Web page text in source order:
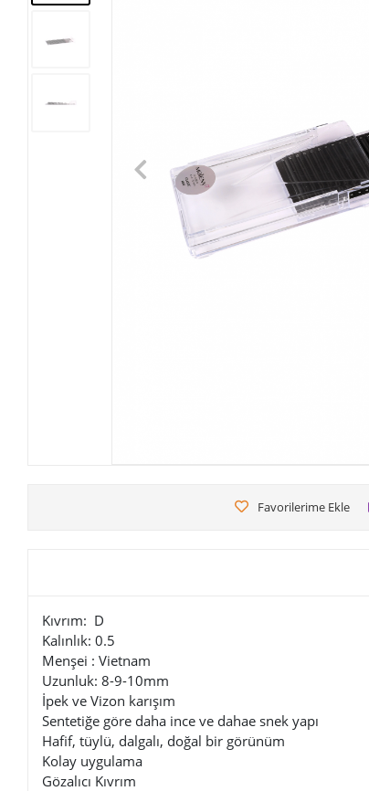
Favorilerime Ekle
Kıvrım: D
Kalınlık: 0.5
Menşei : Vietnam
Uzunluk: 8-9-10mm
İpek ve Vizon karışım
Sentetiğe göre daha ince ve dahae snek yapı
Hafif, tüylü, dalgalı, doğal bir görünüm
Kolay uygulama
Gözalıcı Kıvrım